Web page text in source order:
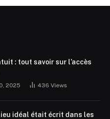
: tout savoir sur l’accès
2025 436 Views
idéal était écrit dans les